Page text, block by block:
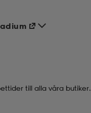
till alla våra butiker.